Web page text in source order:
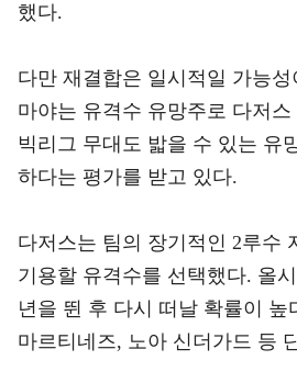
했다.
다만 재결합은 일시적일 가능
마야는 유격수 유망주로 다저
빅리그 무대도 밟을 수 있는 유
하다는 평가를 받고 있다.
다저스는 팀의 장기적인 2루수
기용할 유격수를 선택했다. 올
년을 뛴 후 다시 떠날 확률이
마르티네즈, 노아 신더가드 등